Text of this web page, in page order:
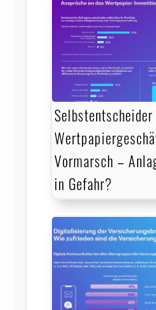
Vormarsch –
in Gefahr?